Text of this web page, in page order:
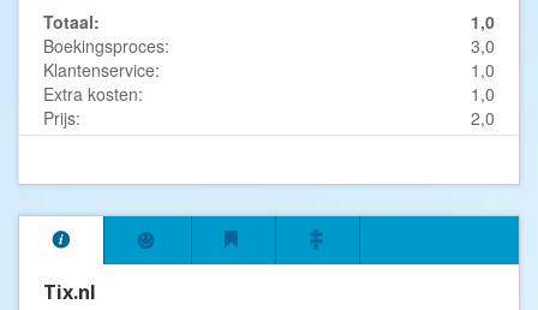
Totaal:
1,0
Boekingsproces:
3,0
Klantenservice:
1,0
Extra kosten:
1,0
Prijs:
2,0
Tix.nl